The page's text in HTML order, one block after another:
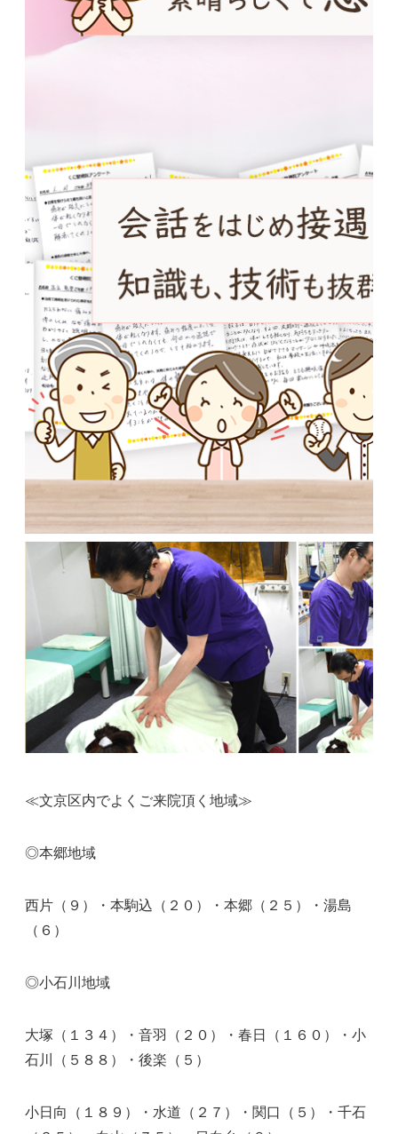
≪文京区内でよくご来院頂く地域≫
◎本郷地域
西片（９）・本駒込（２０）・本郷（２５）・湯島
（６）
◎小石川地域
大塚（１３４）・音羽（２０）・春日（１６０）・小
石川（５８８）・後楽（５）
小日向（１８９）・水道（２７）・関口（５）・千石